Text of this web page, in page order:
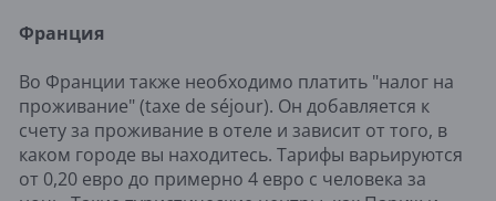
Франция
Во Франции также необходимо платить "налог на
проживание" (taxe de séjour). Он добавляется к
счету за проживание в отеле и зависит от того, в
каком городе вы находитесь. Тарифы варьируются
от 0,20 евро до примерно 4 евро с человека за